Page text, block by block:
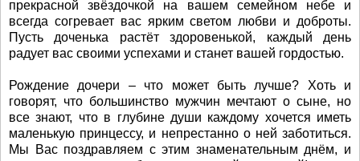
прекрасной звёздочкой на вашем семейном небе и
всегда согревает вас ярким светом любви и доброты.
Пусть доченька растёт здоровенькой, каждый день
радует вас своими успехами и станет вашей гордостью.
Рождение дочери – что может быть лучше? Хоть и
говорят, что большинство мужчин мечтают о сыне, но
все знают, что в глубине души каждому хочется иметь
маленькую принцессу, и непрестанно о ней заботиться.
Мы Вас поздравляем с этим знаменательным днём, и